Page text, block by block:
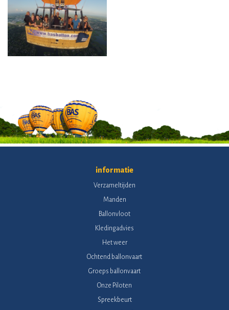
informatie
Verzameltijden
Manden
Ballonvloot
Kledingadvies
Het weer
Ochtend ballonvaart
Groeps ballonvaart
Onze Piloten
Spreekbeurt